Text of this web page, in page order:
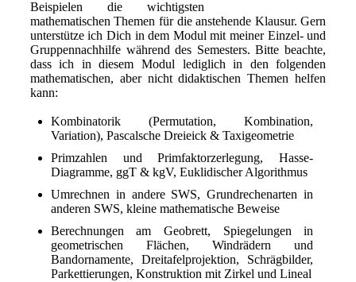
Beispielen die wichtigsten
mathematischen Themen für die anstehende Klausur. Gern
unterstütze ich Dich in dem Modul mit meiner Einzel- und
Gruppennachhilfe während des Semesters. Bitte beachte,
dass ich in diesem Modul lediglich in den folgenden
mathematischen, aber nicht didaktischen Themen helfen
kann:
Kombinatorik (Permutation, Kombination,
Variation), Pascalsche Dreieick & Taxigeometrie
Primzahlen und Primfaktorzerlegung, Hasse-
Diagramme, ggT & kgV, Euklidischer Algorithmus
Umrechnen in andere SWS, Grundrechenarten in
anderen SWS, kleine mathematische Beweise
Berechnungen am Geobrett, Spiegelungen in
geometrischen Flächen, Windrädern und
Bandornamente, Dreitafelprojektion, Schrägbilder,
Parkettierungen, Konstruktion mit Zirkel und Lineal